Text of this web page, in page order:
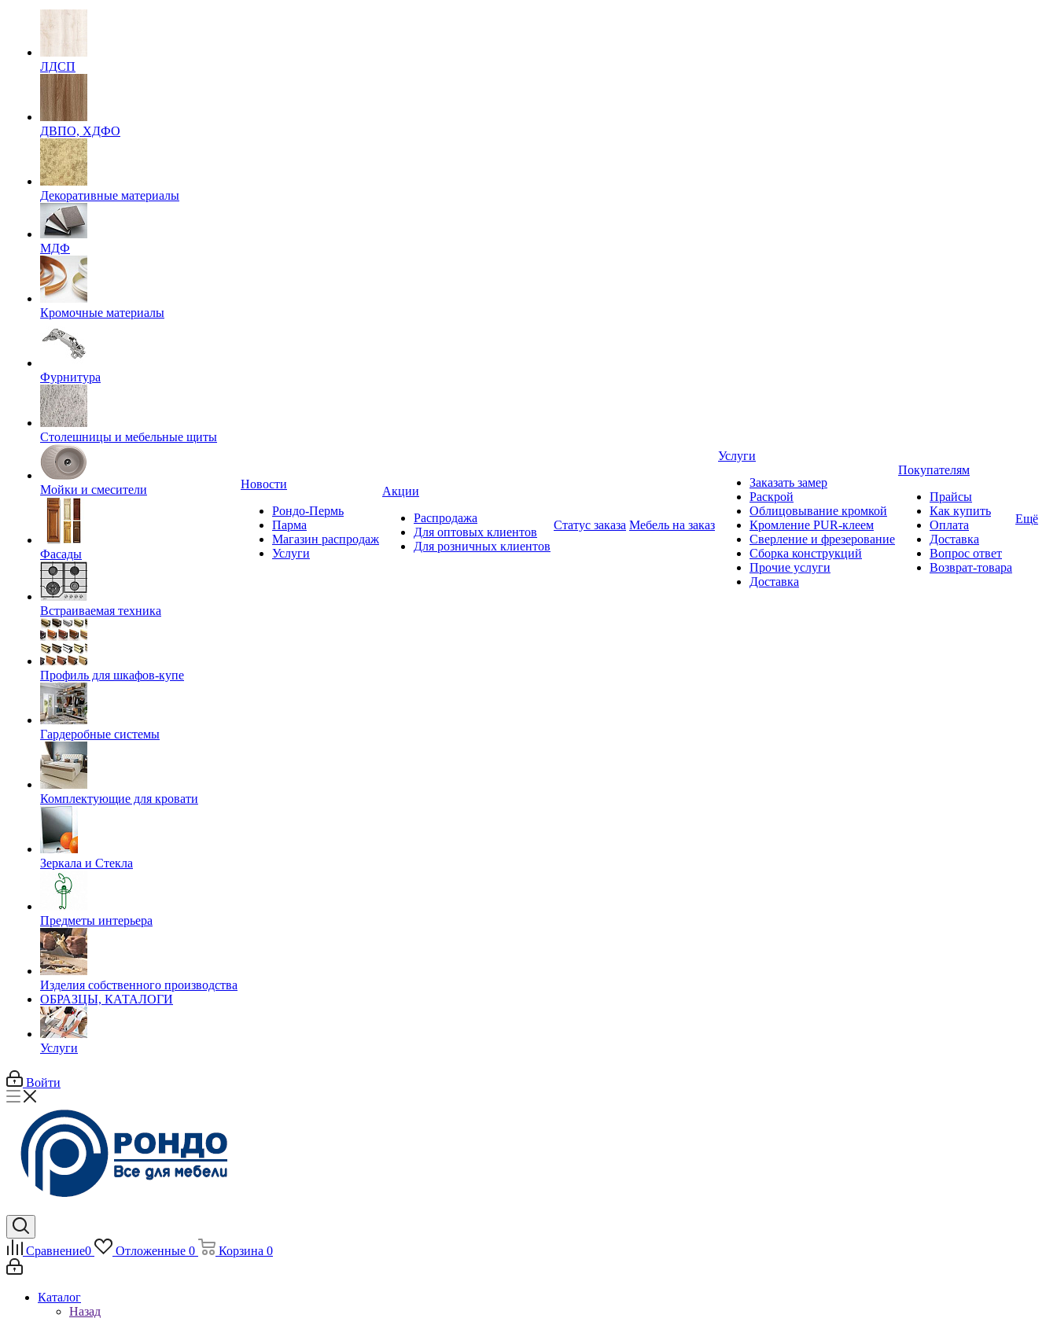
ЛДСП
ДВПО, ХДФО
Декоративные материалы
МДФ
Кромочные материалы
Фурнитура
Столешницы и мебельные щиты
Мойки и смесители
Фасады
Встраиваемая техника
Профиль для шкафов-купе
Гардеробные системы
Комплектующие для кровати
Зеркала и Стекла
Предметы интерьера
Изделия собственного производства
ОБРАЗЦЫ, КАТАЛОГИ
Услуги
Новости
Рондо-Пермь
Парма
Магазин распродаж
Услуги
Акции
Распродажа
Для оптовых клиентов
Для розничных клиентов
Статус заказа Мебель на заказ
Услуги
Заказать замер
Раскрой
Облицовывание кромкой
Кромление PUR-клеем
Сверление и фрезерование
Сборка конструкций
Прочие услуги
Доставка
Покупателям
Прайсы
Как купить
Оплата
Доставка
Вопрос ответ
Возврат-товара
Ещё
Войти
Сравнение0 Отложенные 0 Корзина 0
Каталог
Назад